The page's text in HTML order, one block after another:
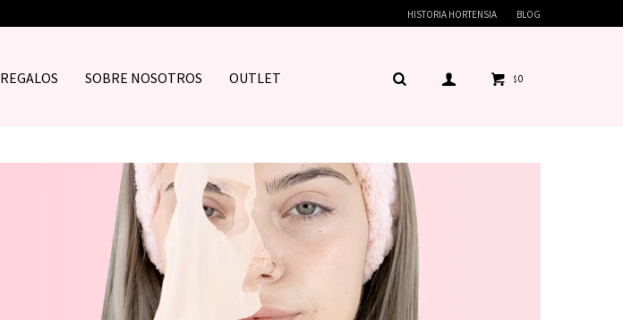
REGALOS SOBRE NOSOTROS OUTLET $0
HISTORIA HORTENSIA BLOG